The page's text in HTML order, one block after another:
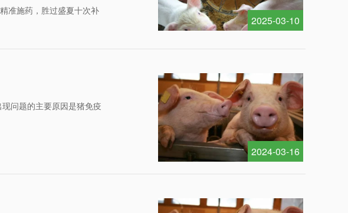
准施药，胜过盛夏十次补
2025-03-10
问题的主要原因是猪免疫
2024-03-16